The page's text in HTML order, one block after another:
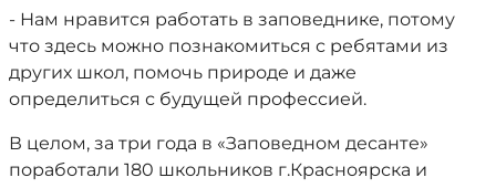
- Нам нравится работать в заповеднике, потому
что здесь можно познакомиться с ребятами из
других школ, помочь природе и даже
определиться с будущей профессией.
В целом, за три года в «Заповедном десанте»
поработали 180 школьников г.Красноярска и